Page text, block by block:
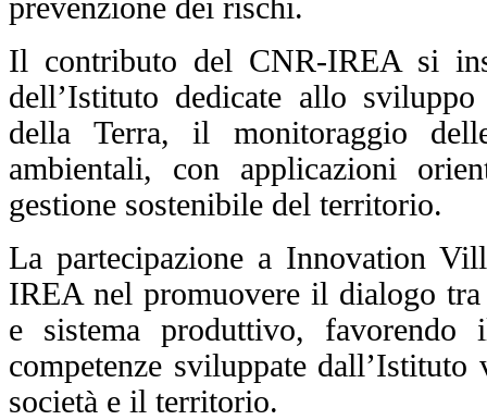
prevenzione dei rischi.
Il contributo del CNR-IREA si
dell’Istituto dedicate allo
della Terra, il monitoraggio
ambientali, con applicazioni
gestione sostenibile del territorio.
La partecipazione a Innovation
IREA nel promuovere il dialogo
e sistema produttivo, favorendo
competenze sviluppate
società e il territorio.